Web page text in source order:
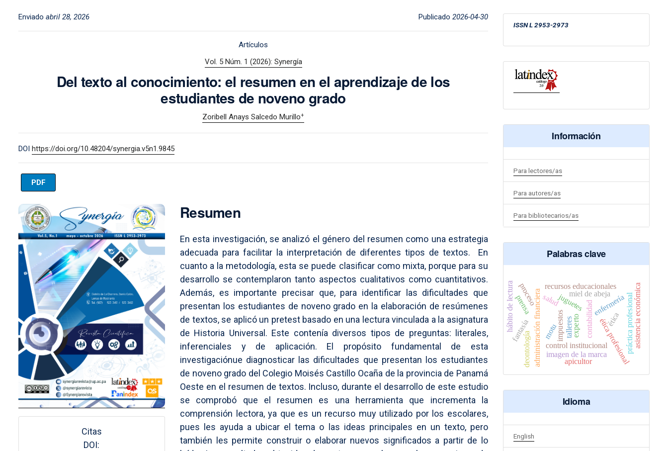
Enviado abril 28, 2026 Publicado 2026-04-30
Artículos
Vol. 5 Núm. 1 (2026): Synergía
Del texto al conocimiento: el resumen en el aprendizaje de los
estudiantes de noveno grado
Zoribell Anays Salcedo Murillo+
DOI https://doi.org/10.48204/synergia.v5n1.9845
PDF
Imagen de portada
Citas
DOI:
Resumen
En esta investigación, se analizó el género del resumen como una estrategia
adecuada para facilitar la interpretación de diferentes tipos de textos. En
cuanto a la metodología, esta se puede clasificar como mixta, porque para su
desarrollo se contemplaron tanto aspectos cualitativos como cuantitativos.
Además, es importante precisar que, para identificar las dificultades que
presentan los estudiantes de noveno grado en la elaboración de resúmenes
de textos, se aplicó un pretest basado en una lectura vinculada a la asignatura
de Historia Universal. Este contenía diversos tipos de preguntas: literales,
inferenciales y de aplicación. El propósito fundamental de esta
investigaciónue diagnosticar las dificultades que presentan los estudiantes
de noveno grado del Colegio Moisés Castillo Ocaña de la provincia de Panamá
Oeste en el resumen de textos. Incluso, durante el desarrollo de este estudio
se comprobó que el resumen es una herramienta que incrementa la
comprensión lectora, ya que es un recurso muy utilizado por los escolares,
pues les ayuda a ubicar el tema o las ideas principales en un texto, pero
también les permite construir o elaborar nuevos significados a partir de lo
ISSNL 2953-2973
Información
Para lectores/as
Para autores/as
Para bibliotecarios/as
Palabras clave
control institucionalética profesional
administración financiera contabilidad
experto
deontología
impuestos
fantasía ética
juguetes
motu
enfermeríapráctica profesional
recursos educacionales
proceso
imagen de la marca
talleres
hábito de lectura asistencia económica
prensa
apicultor
miel de abeja
salud
Idioma
English